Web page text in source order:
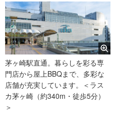
茅ヶ崎駅直通。暮らしを彩る専
門店から屋上BBQまで、多彩な
店舗が充実しています。＜ラス
カ茅ヶ崎（約340m・徒歩5分）
＞